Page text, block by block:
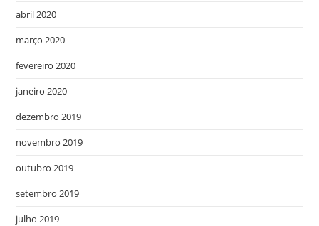
abril 2020
março 2020
fevereiro 2020
janeiro 2020
dezembro 2019
novembro 2019
outubro 2019
setembro 2019
julho 2019